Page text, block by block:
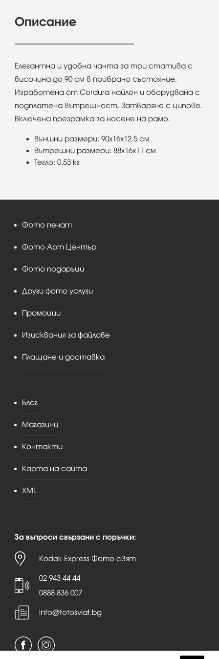
Описание
Елегантна и удобна чанта за три статива с
височина до 90 см в прибрано състояние.
Изработена от Cordura найлон и оборудвана с
подплатена вътрешност. Затваряне с ципове.
Включена презрамка за носене на рамо.
Външни размери: 90x16x12.5 см
Вътрешни размери: 88x16x11 см
Тегло: 0,53 кг
Фото печат
Фото Арт Център
Фото подаръци
Други фото услуги
Промоции
Изисквания за файлове
Плащане и доставка
Блог
Магазини
Контакти
Карта на сайта
XML
За въпроси свързани с поръчки:
Kodak Express Фото свят
02 943 44 44
0888 836 007
info@fotosviat.bg